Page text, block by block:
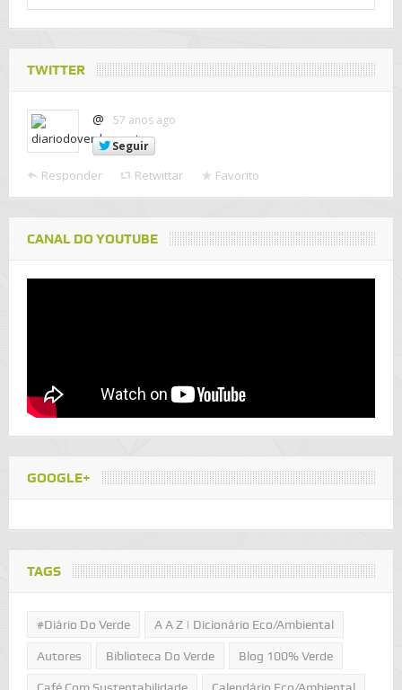
TWITTER
@
57 anos ago
Seguir
Responder Retwittar Favorito
CANAL DO YOUTUBE
GOOGLE+
TAGS
#Diário Do Verde A A Z | Dicionário Eco/Ambiental
Autores Biblioteca Do Verde Blog 100% Verde